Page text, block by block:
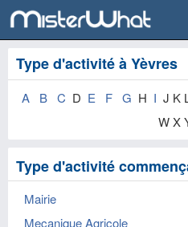
Type d'activité à Yèvres
A B C D E F G H I J K
W X
Type d'activité
Mairie
Mecanique Agricole